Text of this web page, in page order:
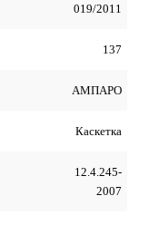
019/2011
137
АМПАРО
Каскетка
12.4.245-
2007